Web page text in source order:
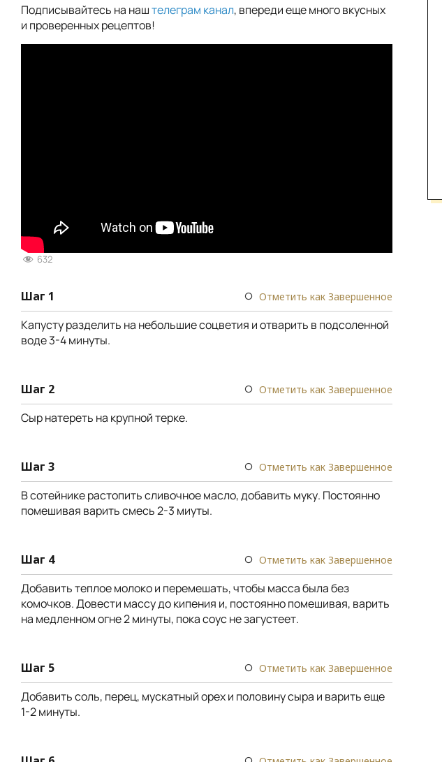
Подписывайтесь на наштелеграм канал, впереди еще много вкусных
и проверенных рецептов!
632
Шаг 1 Отметить как Завершенное
Капусту разделить на небольшие соцветия и отварить в подсоленной
воде 3-4 минуты.
Шаг 2 Отметить как Завершенное
Сыр натереть на крупной терке.
Шаг 3 Отметить как Завершенное
В сотейнике растопить сливочное масло, добавить муку. Постоянно
помешивая варить смесь 2-3 миуты.
Шаг 4 Отметить как Завершенное
Добавить теплое молоко и перемешать, чтобы масса была без
комочков. Довести массу до кипения и, постоянно помешивая, варить
на медленном огне 2 минуты, пока соус не загустеет.
Шаг 5 Отметить как Завершенное
Добавить соль, перец, мускатный орех и половину сыра и варить еще
1-2 минуты.